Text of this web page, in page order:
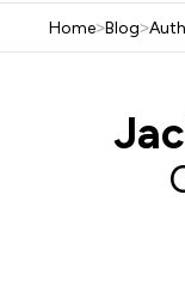
Home>Blog>